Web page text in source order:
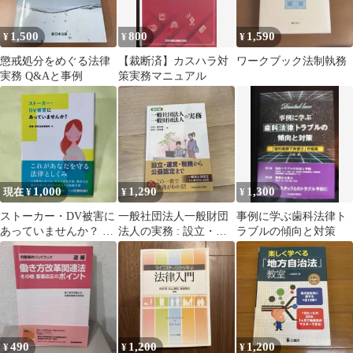
¥ 1,500
懲戒処分をめぐる法律
実務 Q&Aと事例
¥800
【裁断済】カスハラ対
策実務マニュアル
¥ 1,590
ワークブック法制執務
現在 ¥ 1,000
ストーカー・DV被害に
あっていませんか？ こ
れがあなたを守る法律
としくみ
¥ 1,290
一般社団法人一般財団
法人の実務 : 設立・運
営・税務から公益認定
まで
¥ 1,300
事例に学ぶ歯科法律ト
ラブルの傾向と対策
¥490 ¥ 1,200 ¥ 1,200